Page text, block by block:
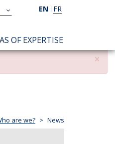
EN FR
OF EXPERTISE
×
are we? News